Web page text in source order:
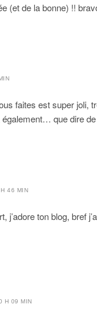
(et de la bonne) !!
faites est super joli,
également… que dire
46 MIN
j’adore ton blog, bref
H 09 MIN